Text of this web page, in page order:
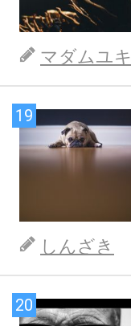
マダムユキ
19
しんざき
20